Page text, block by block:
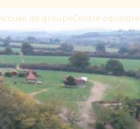
de groupeCentre équestre